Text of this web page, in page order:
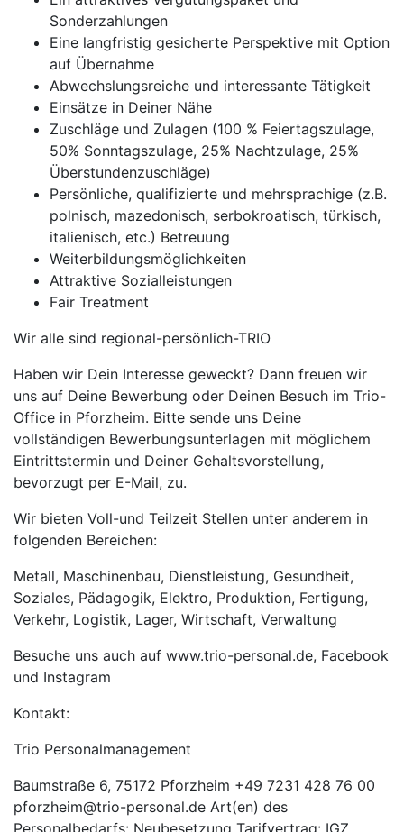
Sonderzahlungen
Eine langfristig gesicherte Perspektive mit Option
auf Übernahme
Abwechslungsreiche und interessante Tätigkeit
Einsätze in Deiner Nähe
Zuschläge und Zulagen (100 % Feiertagszulage,
50% Sonntagszulage, 25% Nachtzulage, 25%
Überstundenzuschläge)
Persönliche, qualifizierte und mehrsprachige (z.B.
polnisch, mazedonisch, serbokroatisch, türkisch,
italienisch, etc.) Betreuung
Weiterbildungsmöglichkeiten
Attraktive Sozialleistungen
Fair Treatment
Wir alle sind regional-persönlich-TRIO
Haben wir Dein Interesse geweckt? Dann freuen wir
uns auf Deine Bewerbung oder Deinen Besuch im Trio-
Office in Pforzheim. Bitte sende uns Deine
vollständigen Bewerbungsunterlagen mit möglichem
Eintrittstermin und Deiner Gehaltsvorstellung,
bevorzugt per E-Mail, zu.
Wir bieten Voll-und Teilzeit Stellen unter anderem in
folgenden Bereichen:
Metall, Maschinenbau, Dienstleistung, Gesundheit,
Soziales, Pädagogik, Elektro, Produktion, Fertigung,
Verkehr, Logistik, Lager, Wirtschaft, Verwaltung
Besuche uns auch auf www.trio-personal.de, Facebook
und Instagram
Kontakt:
Trio Personalmanagement
Baumstraße 6, 75172 Pforzheim +49 7231 428 76 00
pforzheim@trio-personal.de Art(en) des
Personalbedarfs: Neubesetzung Tarifvertrag: IGZ